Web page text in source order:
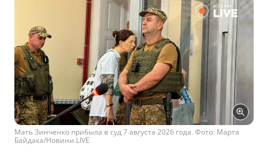
Мать Зинченко прибыла в суд 7 августа 2026 года. Фото: Марта
Байдака/Новини.LIVE